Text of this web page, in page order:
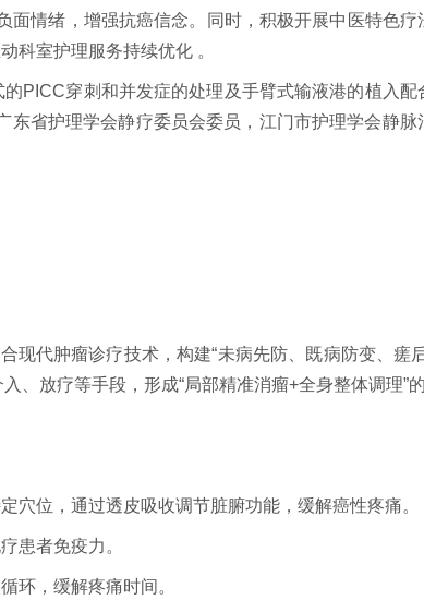
情绪，增强抗癌信念。同时，积极开展中医特色疗
科室护理服务持续优化 。
穿刺和并发症的处理及手臂式输液港的植入配
省护理学会静疗委员会委员，江门市护理学会静
现代肿瘤诊疗技术，构建“未病先防、既病防变、瘥
放疗等手段，形成“局部精准消瘤+全身整体调理”
穴位，通过透皮吸收调节脏腑功能，缓解癌性疼痛。
患者免疫力。
环，缓解疼痛时间。